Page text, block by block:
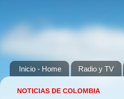
Inicio - Home Radio y TV
NOTICIAS DE COLOMBIA